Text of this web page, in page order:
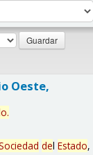
Oeste,
.
del Estado,